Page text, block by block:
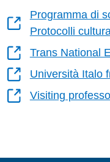
Programma di
Protocolli
Trans National
Università Italo
Visiting